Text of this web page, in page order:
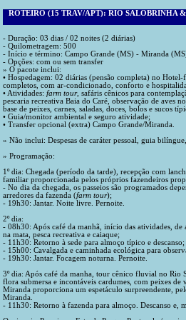
ROTEIRO (15 TRAV/APT): RIO SALOBRINHA
- Duração: 03 dias / 02 noites (2 diárias)
- Quilometragem: 500
- Início e término: Campo Grande (MS) - Miranda
- Opções: com ou sem transfer
» O pacote inclui:
• Hospedagem: 02 diárias (pensão completa) no
completos, com ar-condicionado, conforto e
• Atividades: farm tour, safáris cênicos para
pescaria recreativa Baia do Caré, observação de aves
base de peixes, carnes, saladas, doces, bolos e sucos
• Guia/monitor ambiental e seguro atividade;
• Transfer opcional (extra) Campo Grande/Miranda.
» Não inclui: Despesas de caráter pessoal, guia
» Programação:
1º dia: Chegada (período da tarde), recepção com
familiar proporcionada pelos próprios fazendeiros
- No dia da chegada, os passeios são programados
arredores da fazenda (farm tour);
- 19h30: Jantar. Noite livre. Pernoite.
2º dia:
- 08h30: Após café da manhã, início das atividades,
na mata, pesca recreativa e caiaque;
- 11h30: Retorno à sede para almoço típico e descanso;
- 15h00: Cavalgada e caminhada ecológica para
- 19h30: Jantar. Focagem noturna. Pernoite.
3º dia: Após café da manha, tour cênico fluvial no Rio
flora submersa e incontáveis cardumes, com peixes
Miranda proporciona um espetáculo surpreendente,
Miranda.
- 11h30: Retorno à fazenda para almoço. Descanso e,